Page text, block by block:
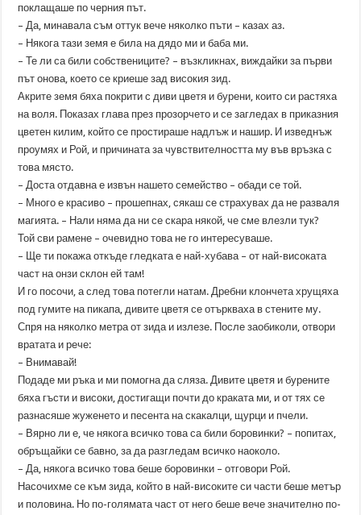
поклащаше по черния път.
– Да, минавала съм оттук вече няколко пъти – казах аз.
– Някога тази земя е била на дядо ми и баба ми.
– Те ли са били собствениците? – възкликнах, виждайки за първи
път онова, което се криеше зад високия зид.
Акрите земя бяха покрити с диви цветя и бурени, които си растяха
на воля. Показах глава през прозорчето и се загледах в приказния
цветен килим, който се простираше надлъж и нашир. И изведнъж
проумях и Рой, и причината за чувствителността му във връзка с
това място.
– Доста отдавна е извън нашето семейство – обади се той.
– Много е красиво – прошепнах, сякаш се страхувах да не разваля
магията. – Нали няма да ни се скара някой, че сме влезли тук?
Той сви рамене – очевидно това не го интересуваше.
– Ще ти покажа откъде гледката е най-хубава – от най-високата
част на онзи склон ей там!
И го посочи, а след това потегли натам. Дребни клончета хрущяха
под гумите на пикапа, дивите цветя се отъркваха в стените му.
Спря на няколко метра от зида и излезе. После заобиколи, отвори
вратата и рече:
– Внимавай!
Подаде ми ръка и ми помогна да сляза. Дивите цветя и бурените
бяха гъсти и високи, достигащи почти до краката ми, и от тях се
разнасяше жуженето и песента на скакалци, щурци и пчели.
– Вярно ли е, че някога всичко това са били боровинки? – попитах,
обръщайки се бавно, за да разгледам всичко наоколо.
– Да, някога всичко това беше боровинки – отговори Рой.
Насочихме се към зида, който в най-високите си части беше метър
и половина. Но по-голямата част от него беше вече значително по-